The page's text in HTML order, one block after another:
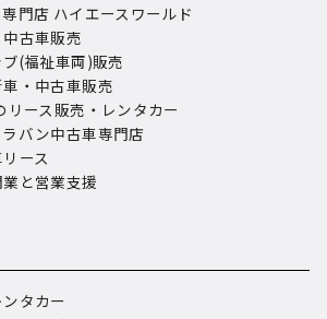
門店 ハイエースワールド
古車販売
(福祉車両)販売
・中古車販売
リース販売・レンタカー
バン中古車専門店
ース
と営業支援
タカー